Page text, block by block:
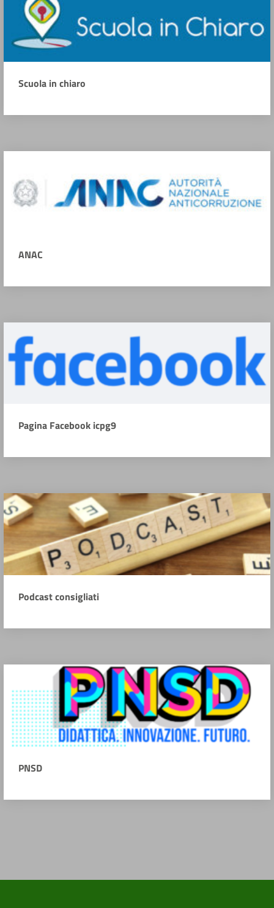
Scuola in chiaro
ANAC
Pagina Facebook icpg9
Podcast consigliati
PNSD